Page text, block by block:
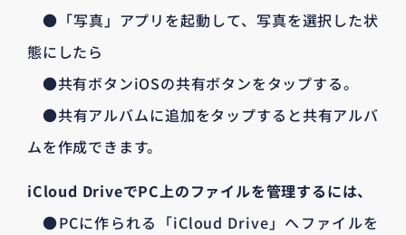
●「写真」アプリを起動して、写真を選択した状
態にしたら
●共有ボタンiOSの共有ボタンをタップする。
●共有アルバムに追加をタップすると共有アルバ
ムを作成できます。
iCloud DriveでPC上のファイルを管理するには、
●PCに作られる「iCloud Drive」へファイルを